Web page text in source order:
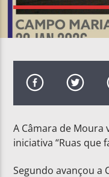
A Câmara de Moura
iniciativa “Ruas que
Segundo avançou a